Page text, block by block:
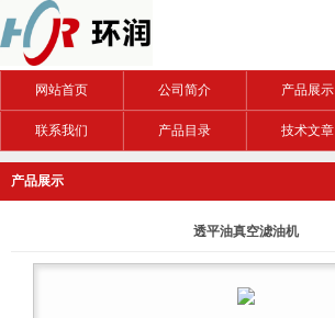
网站首页 公司简介 产品展示
联系我们 产品目录 技术文章
产品展示
透平油真空滤油机